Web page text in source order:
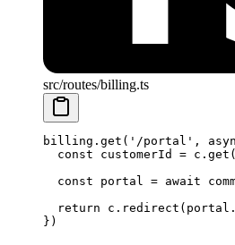
src/routes/billing.ts
billing. get ( '/portal' ,
  const
customerId = c. get (
  const
portal = await
  return
c. redirect
})